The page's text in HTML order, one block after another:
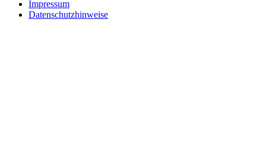
Impressum
Datenschutzhinweise